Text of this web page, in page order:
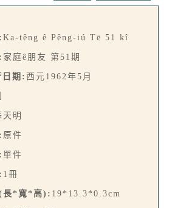
Ka-têng ê Pêng-iú Tē 51 kî
家庭ê朋友 第51期
日期: 西元1962年5月
天明
原件
單件
1冊
長*寬*高): 19*13.3*0.3cm